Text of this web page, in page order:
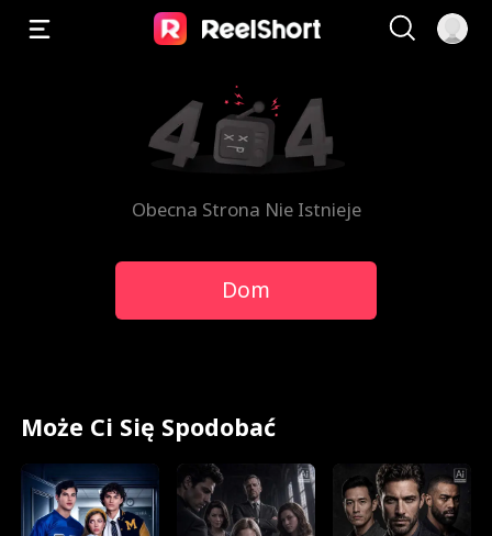
Obecna Strona Nie Istnieje
Dom
Może Ci Się Spodobać